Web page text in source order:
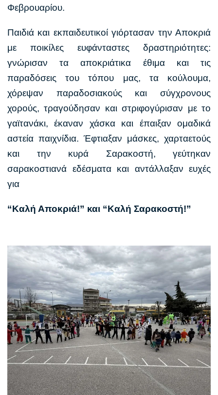
Φεβρουαρίου.
Παιδιά και εκπαιδευτικοί γιόρτασαν την Αποκριά
με ποικίλες ευφάνταστες δραστηριότητες:
γνώρισαν τα αποκριάτικα έθιμα και τις
παραδόσεις του τόπου μας, τα κούλουμα,
χόρεψαν παραδοσιακούς και σύγχρονους
χορούς, τραγούδησαν και στριφογύρισαν με το
γαϊτανάκι, έκαναν χάσκα και έπαιξαν ομαδικά
αστεία παιχνίδια. Έφτιαξαν μάσκες, χαρταετούς
και την κυρά Σαρακοστή, γεύτηκαν
σαρακοστιανά εδέσματα και αντάλλαξαν ευχές
για
“Καλή Αποκριά!” και “Καλή Σαρακοστή!”